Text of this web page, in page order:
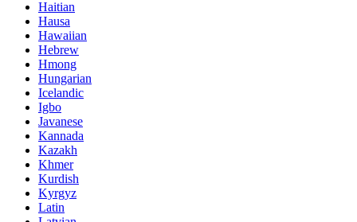
Haitian
Hausa
Hawaiian
Hebrew
Hmong
Hungarian
Icelandic
Igbo
Javanese
Kannada
Kazakh
Khmer
Kurdish
Kyrgyz
Latin